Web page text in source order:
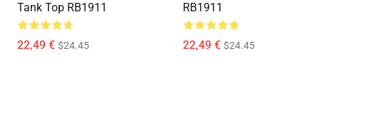
Tank Top RB1911
22,49 € $24.45
RB1911
22,49 € $24.45